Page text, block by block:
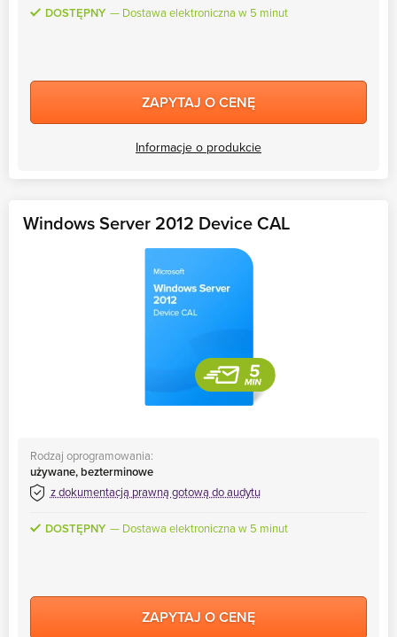
DOSTĘPNY Dostawa elektroniczna w 5 minut
ZAPYTAJ O CENĘ
Informacje o produkcie
Windows Server 2012 Device CAL
Rodzaj oprogramowania:
używane, bezterminowe
z dokumentacją prawną gotową do audytu
DOSTĘPNY Dostawa elektroniczna w 5 minut
ZAPYTAJ O CENĘ